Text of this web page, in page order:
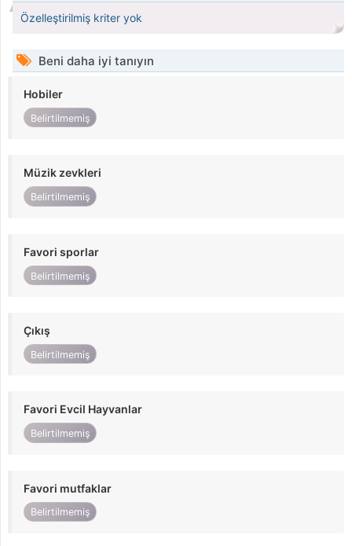
Özelleştirilmiş kriter yok
Beni daha iyi tanıyın
Hobiler
Belirtilmemiş
Müzik zevkleri
Belirtilmemiş
Favori sporlar
Belirtilmemiş
Çıkış
Belirtilmemiş
Favori Evcil Hayvanlar
Belirtilmemiş
Favori mutfaklar
Belirtilmemiş